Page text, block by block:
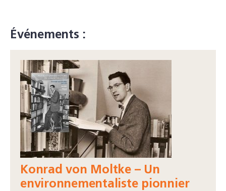
Événements :
Konrad von Moltke – Un
environnementaliste pionnier